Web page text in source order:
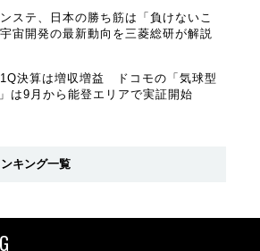
ステ、日本の勝ち筋は「負けないこ
宙開発の最新動向を三菱総研が解説
決算は増収増益 ドコモの「気球型
は9月から能登エリアで実証開始
キング一覧